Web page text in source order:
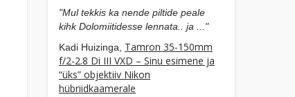
"Mul tekkis ka nende piltide peale
kihk Dolomiitidesse lennata.. ja ..."
Kadi Huizinga, Tamron 35-150mm
f/2-2.8 Di III VXD – Sinu esimene ja
“üks” objektiiv Nikon
hübriidkaamerale